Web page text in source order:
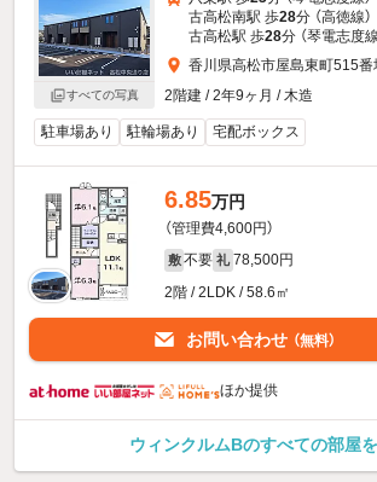
すべての写真
古高松南駅 歩28分 （高徳線）
古高松駅 歩28分 （琴電志度線
香川県高松市屋島東町515番
2階建 / 2年9ヶ月 / 木造
駐車場あり 駐輪場あり 宅配ボックス
6.85万円
（管理費4,600円）
敷 不要 礼 78,500円
2階 / 2LDK / 58.6㎡
お問い合わせ （無料）
ほか提供
ウィンクルムBのすべての部屋